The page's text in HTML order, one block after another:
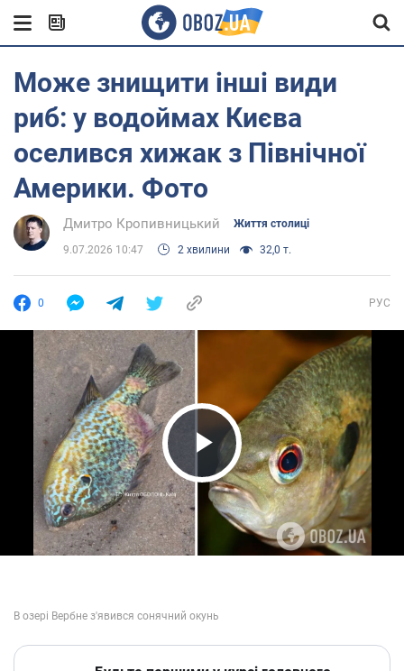
Може знищити інші види
риб: у водоймах Києва
оселився хижак з Північної
Америки. Фото
Дмитро Кропивницький Життя столиці
9.07.2026 10:47 2 хвилини 32,0 т.
0 РУС
Play Video